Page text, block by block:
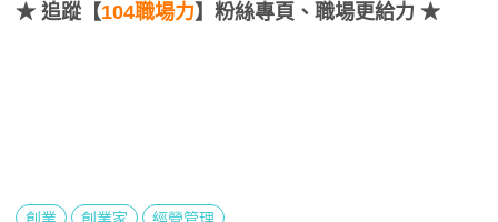
★ 追蹤【104職場力】粉絲專頁、職場更給力 ★